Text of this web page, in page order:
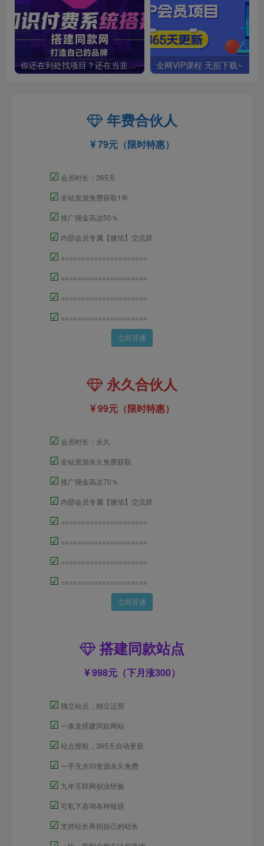
你还在到处找项目？还在当韭菜？我靠卖项目一个月收入5万+，曾经我也是个失败者。 全网VIP课程 无损下载~
年费合伙人
79元（限时特惠）
☑ 会员时长：365天
☑ 全站资源免费获取1年
☑ 推广佣金高达50％
☑ 内部会员专属【微信】交流群
☑ =====================
☑ =====================
☑ =====================
☑ =====================
立即开通
永久合伙人
99元（限时特惠）
☑ 会员时长：永久
☑ 全站资源永久免费获取
☑ 推广佣金高达70％
☑ 内部会员专属【微信】交流群
☑ =====================
☑ =====================
☑ =====================
☑ =====================
立即开通
搭建同款站点
998元（下月涨300）
☑ 独立站点，独立运营
☑ 一条龙搭建同款网站
☑ 站点授权，365天自动更新
☑ 一手无水印资源永久免费
☑ 九年互联网创业经验
☑ 可私下咨询各种疑惑
☑ 支持站长再招自己的站长